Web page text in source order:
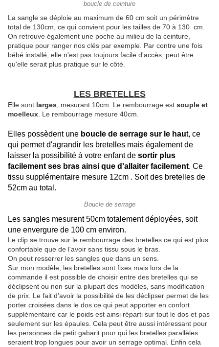
boucle de ceinture
La sangle se déploie au maximum de 60 cm soit un périmètre
total de 130cm, ce qui convient pour les tailles de 70 à 130 cm.
On retrouve également une poche au milieu de la ceinture,
pratique pour ranger nos clés par exemple. Par contre une fois
bébé installé, elle n'est pas toujours facile d'accès, peut être
qu'elle serait plus pratique sur le côté.
LES BRETELLES
Elle sont larges , mesurant 10cm. Le rembourrage est souple et
moelleux . Le rembourrage mesure 40cm.
Elles possèdent une boucle de serrage sur le haut, ce
qui permet d'agrandir les bretelles mais également de
laisser la possibilité à votre enfant de sortir plus
facilement ses bras ainsi que d'allaiter facilement. Ce
tissu supplémentaire mesure 12cm . Soit des bretelles de
52cm au total.
Boucle de serrage
Les sangles mesurent 50cm totalement déployées, soit
une envergure de 100 cm environ.
Le clip se trouve sur le rembourrage des bretelles ce qui est plus
confortable que de l'avoir sans tissu sous le bras.
On peut resserrer les sangles que dans un sens.
Sur mon modèle, les bretelles sont fixes mais lors de la
commande il est possible de choisir entre des bretelles qui se
déclipsent ou non sur la plupart des modèles, sans modification
de prix. Le fait d'avoir la possibilité de les déclipser permet de les
porter croisées dans le dos ce qui peut apporter en confort
supplémentaire car le poids est ainsi réparti sur tout le dos et pas
seulement sur les épaules. Cela peut être aussi intéressant pour
les personnes de petit gabarit pour qui les bretelles parallèles
seraient trop longues pour avoir un serrage optimal. Enfin cela